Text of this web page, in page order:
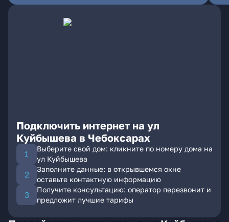
Подключить интернет на ул
Куйбышева в Чебоксарах
Выберите свой дом: кликните по номеру дома на
ул Куйбышева
Заполните данные: в открывшемся окне
оставьте контактную информацию
Получите консультацию: оператор перезвонит и
предложит лучшие тарифы